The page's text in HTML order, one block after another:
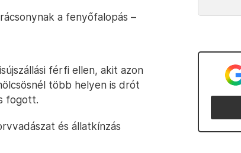
a fenyőfalopás –
férfi ellen, akit azon
több helyen is drót
fogott.
és állatkínzás